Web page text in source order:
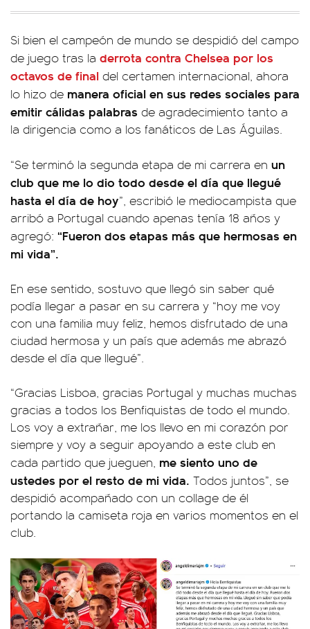
Si bien el campeón de mundo se despidió del campo
de juego tras la derrota contra Chelsea por los
octavos de final del certamen internacional, ahora
lo hizo de manera oficial en sus redes sociales para
emitir cálidas palabras de agradecimiento tanto a
la dirigencia como a los fanáticos de Las Águilas.
“Se terminó la segunda etapa de mi carrera en un
club que me lo dio todo desde el día que llegué
hasta el día de hoy”, escribió le mediocampista que
arribó a Portugal cuando apenas tenía 18 años y
agregó: “Fueron dos etapas más que hermosas en
mi vida”.
En ese sentido, sostuvo que llegó sin saber qué
podía llegar a pasar en su carrera y “hoy me voy
con una familia muy feliz, hemos disfrutado de una
ciudad hermosa y un país que además me abrazó
desde el día que llegué”.
“Gracias Lisboa, gracias Portugal y muchas muchas
gracias a todos los Benfiquistas de todo el mundo.
Los voy a extrañar, me los llevo en mi corazón por
siempre y voy a seguir apoyando a este club en
cada partido que jueguen, me siento uno de
ustedes por el resto de mi vida. Todos juntos”, se
despidió acompañado con un collage de él
portando la camiseta roja en varios momentos en el
club.